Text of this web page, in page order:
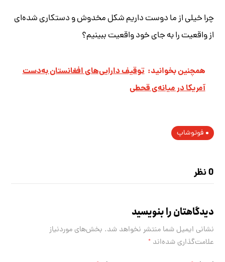
چرا خیلی از ما دوست داریم شکل مخدوش و دستکاری شده‌ای
از واقعیت را به جای خود واقعیت ببینیم؟
همچنین بخوانید: توقیف دارایی‌های افغانستان به‌دست
آمریکا در میانه‌ی قحطی
فوتوشاپ
0 نظر
دیدگاهتان را بنویسید
نشانی ایمیل شما منتشر نخواهد شد. بخش‌های موردنیاز
علامت‌گذاری شده‌اند*